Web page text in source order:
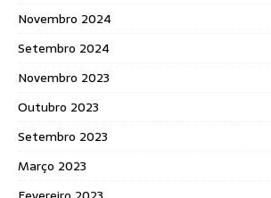
Novembro 2024
Setembro 2024
Novembro 2023
Outubro 2023
Setembro 2023
Março 2023